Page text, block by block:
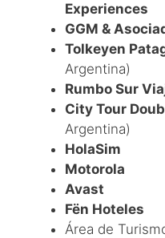
Experiences
GGM &
Tolkeyen
Argentina)
Rumbo Sur
City Tour
Argentina)
HolaSim
Motorola
Avast
Fën Hoteles
Área de